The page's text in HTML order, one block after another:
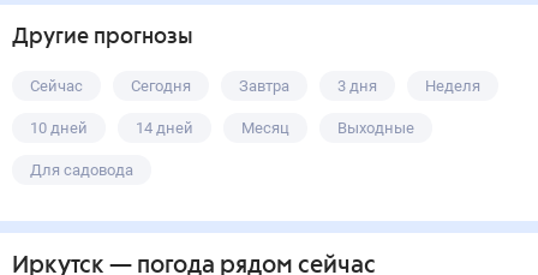
Другие прогнозы
Сейчас Сегодня Завтра 3 дня Неделя
10 дней 14 дней Месяц Выходные
Для садовода
Иркутск — погода рядом сейчас